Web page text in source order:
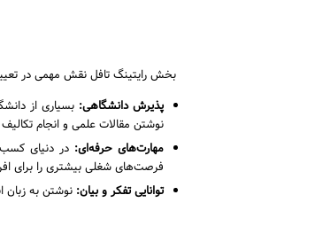
بخش رایتینگ تافل نقش مهمی در
پذیرش دانشگاهی: بسیاری از
نوشتن مقالات علمی و انجام
مهارت‌های حرفه‌ای: در دنیای
فرصت‌های شغلی بیشتری را برای
توانایی تفکر و بیان: نوشتن به زبان